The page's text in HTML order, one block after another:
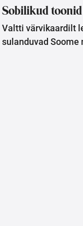
Sobilikud
Valtti värvikaardilt
sulanduvad Soome